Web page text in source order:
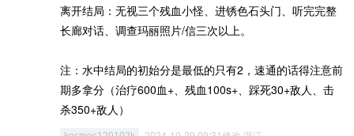
离开结局：无视三个残血小怪、进锈色石头门、听完完整
长廊对话、调查玛丽照片/信三次以上。
注：水中结局的初始分是最低的只有2，速通的话得注意前
期多拿分（治疗600血+、残血100s+、踩死30+敌人、击
杀350+敌人）